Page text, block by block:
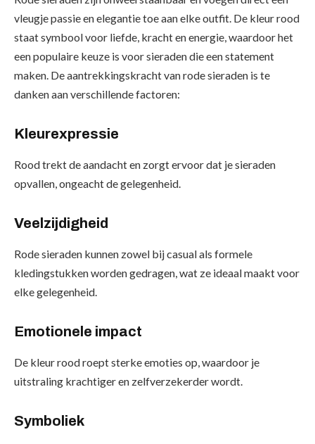
vleugje passie en elegantie toe aan elke outfit. De kleur rood
staat symbool voor liefde, kracht en energie, waardoor het
een populaire keuze is voor sieraden die een statement
maken. De aantrekkingskracht van rode sieraden is te
danken aan verschillende factoren:
Kleurexpressie
Rood trekt de aandacht en zorgt ervoor dat je sieraden
opvallen, ongeacht de gelegenheid.
Veelzijdigheid
Rode sieraden kunnen zowel bij casual als formele
kledingstukken worden gedragen, wat ze ideaal maakt voor
elke gelegenheid.
Emotionele impact
De kleur rood roept sterke emoties op, waardoor je
uitstraling krachtiger en zelfverzekerder wordt.
Symboliek